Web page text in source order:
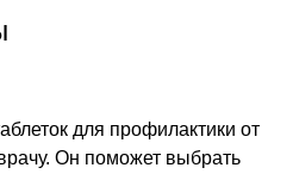
для профилактики от
Он поможет выбрать